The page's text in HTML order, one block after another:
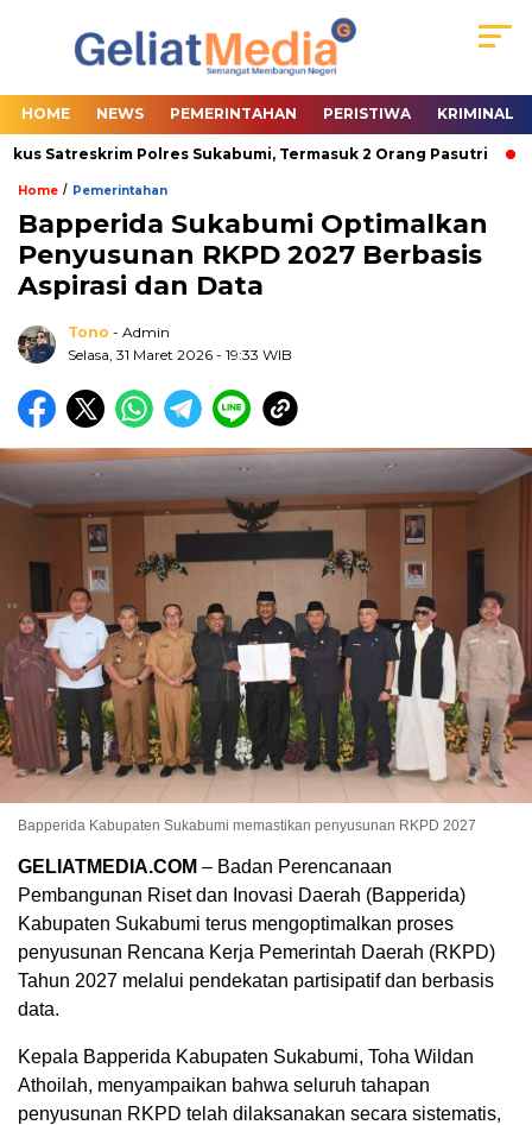
HOME NEWS PEMERINTAHAN PERISTIWA KRIMINAL
Polres Sukabumi, Termasuk 2 Orang Pasutri
Home / Pemerintahan
Bapperida Sukabumi Optimalkan
Penyusunan RKPD 2027 Berbasis
Aspirasi dan Data
Tono - Admin
Selasa, 31 Maret 2026 - 19:33 WIB
Bapperida Kabupaten Sukabumi memastikan penyusunan RKPD 2027
GELIATMEDIA.COM – Badan Perencanaan
Pembangunan Riset dan Inovasi Daerah (Bapperida)
Kabupaten Sukabumi terus mengoptimalkan proses
penyusunan Rencana Kerja Pemerintah Daerah (RKPD)
Tahun 2027 melalui pendekatan partisipatif dan berbasis
data.
Kepala Bapperida Kabupaten Sukabumi, Toha Wildan
Athoilah, menyampaikan bahwa seluruh tahapan
penyusunan RKPD telah dilaksanakan secara sistematis,